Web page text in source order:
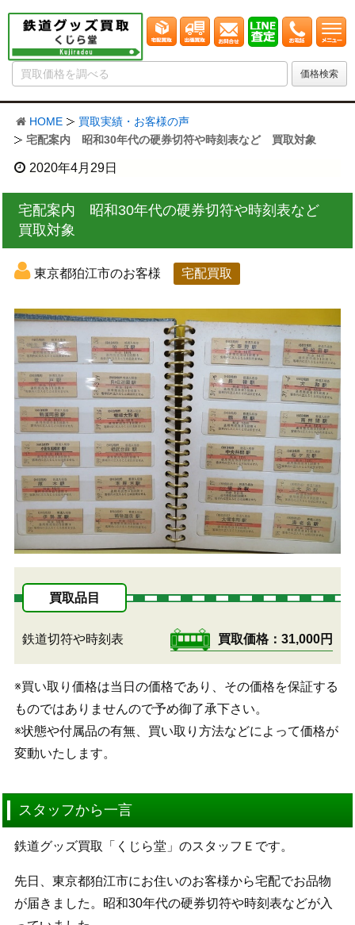
HOME
買取実績・お客様の声
宅配案内 昭和30年代の硬券切符や時刻表など 買取対象
2020年4月29日
宅配案内 昭和30年代の硬券切符や時刻表など
買取対象
東京都狛江市のお客様 宅配買取
買取品目
鉄道切符や時刻表 買取価格 31,000円
※買い取り価格は当日の価格であり、その価格を保証する
ものではありませんので予め御了承下さい。
※状態や付属品の有無、買い取り方法などによって価格が
変動いたします。
スタッフから一言
鉄道グッズ買取「くじら堂」のスタッフＥです。
先日、東京都狛江市にお住いのお客様から宅配でお品物
が届きました。昭和30年代の硬券切符や時刻表などが入